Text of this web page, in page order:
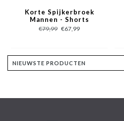
Korte Spijkerbroek
Mannen - Shorts
Heren Spijker -950 / J-
981 - Blauw
€79,99 €67,99